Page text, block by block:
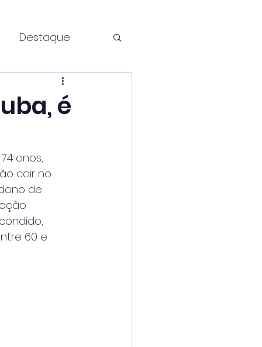
Destaque
é
anos,
cair no
de
60 e